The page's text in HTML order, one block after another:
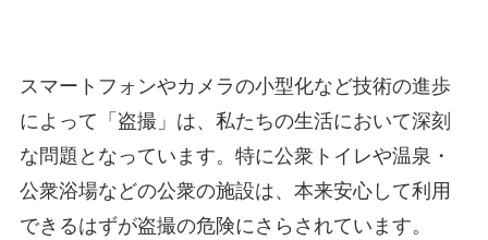
スマートフォンやカメラの小型化など技術の進歩
によって「盗撮」は、私たちの生活において深刻
な問題となっています。特に公衆トイレや温泉・
公衆浴場などの公衆の施設は、本来安心して利用
できるはずが盗撮の危険にさらされています。